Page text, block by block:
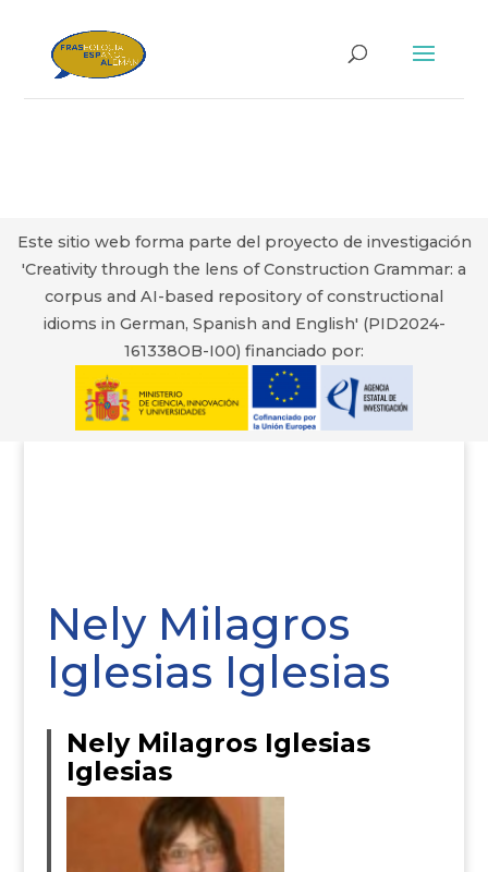
Este sitio web forma parte del proyecto de investigación
'Creativity through the lens of Construction Grammar: a
corpus and AI-based repository of constructional
idioms in German, Spanish and English' (PID2024-
161338OB-I00) financiado por:
Nely Milagros
Iglesias Iglesias
Nely Milagros Iglesias
Iglesias